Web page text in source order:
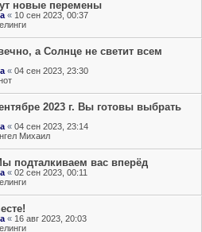
новые перемены
« 10 сен 2023, 00:37
а Солнце не светит всем
« 04 сен 2023, 23:30
2023 г. Вы готовы выбрать
« 04 сен 2023, 23:14
Михаил
подталкиваем вас вперёд
« 02 сен 2023, 00:11
« 16 авг 2023, 20:03